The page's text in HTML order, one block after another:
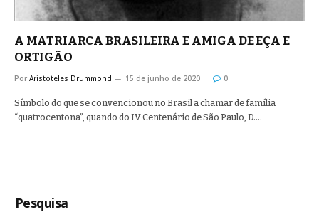
A MATRIARCA BRASILEIRA E AMIGA DE EÇA E
ORTIGÃO
Por Aristoteles Drummond 15 de junho de 2020 0
Símbolo do que se convencionou no Brasil a chamar de família
“quatrocentona”, quando do IV Centenário de São Paulo, D.…
Pesquisa